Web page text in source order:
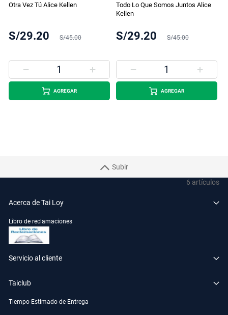
6 artículos
Otra Vez Tú Alice Kellen
S/29.20 S/45.00
AGREGAR
Todo Lo Que Somos Juntos Alice
Kellen
S/29.20 S/45.00
AGREGAR
Subir
Acerca de Tai Loy
Libro de reclamaciones
Servicio al cliente
Taiclub
Tiempo Estimado de Entrega